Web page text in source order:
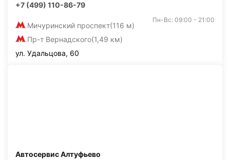
+7 (499) 110-86-79
Мичуринский проспект(116 м)
Пр-т Вернадского(1,49 км)
Пн-Вс: 09:00 - 21:00
ул. Удальцова, 60
Автосервис Алтуфьево